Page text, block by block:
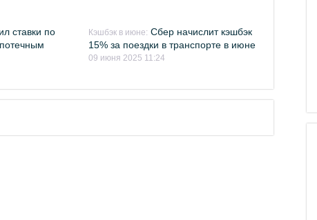
ставки по
Кэшбэк в июне: Сбер начислит кэшбэк
15% за поездки в транспорте в июне
09 июня 2025 11:24